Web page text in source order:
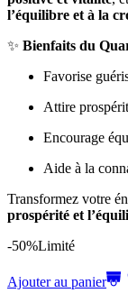
l’équilibre et à la
✨ Bienfaits du
Favorise
Attire
Encourage
Aide à la
Transformez votre
prospérité et
-50%Limité
Ajouter au panier